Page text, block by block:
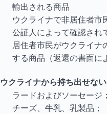
輸出される商品
ウクライナで非居住者市
公証人によって確認され
居住者市民がウクライナ
する商品（返還の書面に
ウクライナから持ち出せな
ラードおよびソーセージ；
チーズ、牛乳、乳製品；